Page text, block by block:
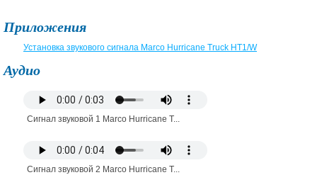
Приложения
Установка звукового сигнала Marco Hurricane Truck HT1/W
Аудио
Сигнал звуковой 1 Marco Hurricane T...
Сигнал звуковой 2 Marco Hurricane T...